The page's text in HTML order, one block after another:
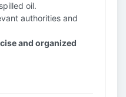
oil.
authorities and
and organized